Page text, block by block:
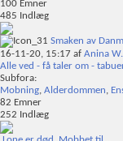
100 Emner
485 Indlæg
Smaken av
16-11-20, 15:17 af Anina W.
Alle ved - få taler om -
Subfora:
Mobning, Alderdommen,
82 Emner
252 Indlæg